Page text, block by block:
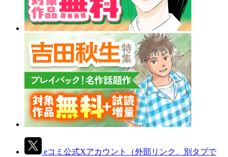
eコミ公式Xアカウント
（外部リンク、別タブで